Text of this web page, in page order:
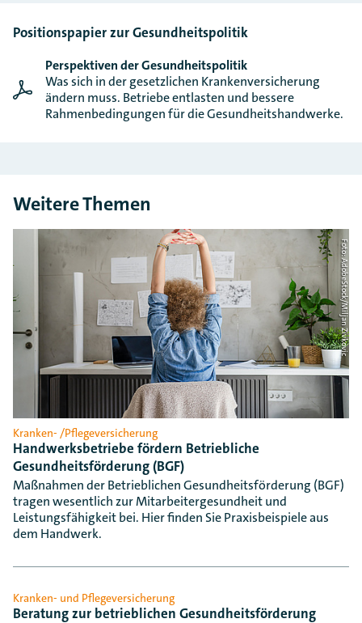
Positionspapier zur Gesundheitspolitik
Perspektiven der Gesundheitspolitik
Was sich in der gesetzlichen Krankenversicherung
ändern muss. Betriebe entlasten und bessere
Rahmenbedingungen für die Gesundheitshandwerke.
Weitere Themen
Foto: AdobeStock/Miljan Zivkovic
Kranken- /Pflegeversicherung
Handwerksbetriebe fördern Betriebliche
Gesundheitsförderung (BGF)
Maßnahmen der Betrieblichen Gesundheitsförderung (BGF)
tragen wesentlich zur Mitarbeitergesundheit und
Leistungsfähigkeit bei. Hier finden Sie Praxisbeispiele aus
dem Handwerk.
Kranken- und Pflegeversicherung
Beratung zur betrieblichen Gesundheitsförderung